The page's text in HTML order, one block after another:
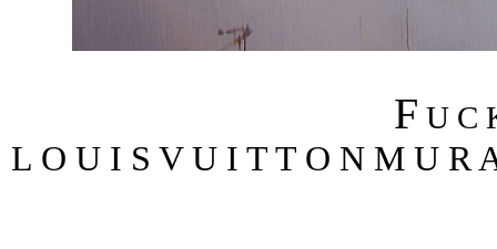
F U C
L O U I S V U I T T O N M U R